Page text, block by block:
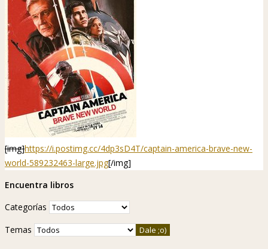
[img]https://i.postimg.cc/4dp3sD4T/captain-america-brave-new-
world-589232463-large.jpg[/img]
Encuentra libros
Categorías
Temas